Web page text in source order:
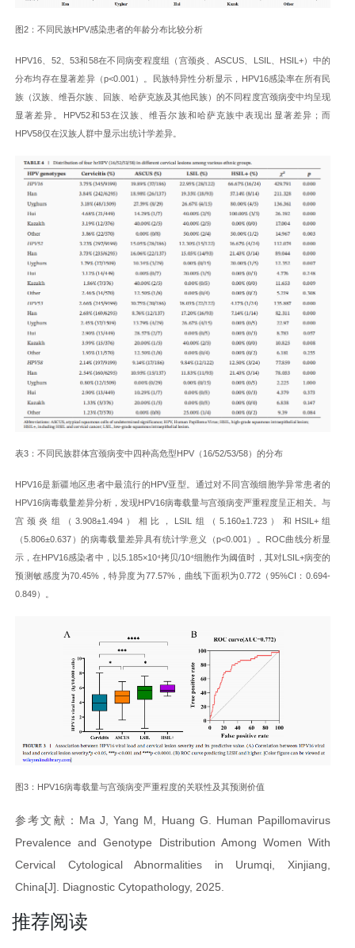
图2：不同民族HPV感染患者的年龄分布比较分析
HPV16、52、53和58在不同病变程度组（宫颈炎、ASCUS、LSIL、HSIL+）中的
分布均存在显著差异（p<0.001）。民族特异性分析显示，HPV16感染率在所有民
族（汉族、维吾尔族、回族、哈萨克族及其他民族）的不同程度宫颈病变中均呈现
显著差异。HPV52和53在汉族、维吾尔族和哈萨克族中表现出显著差异；而
HPV58仅在汉族人群中显示出统计学差异。
表3：不同民族群体宫颈病变中四种高危型HPV（16/52/53/58）的分布
HPV16是新疆地区患者中最流行的HPV亚型。通过对不同宫颈细胞学异常患者的
HPV16病毒载量差异分析，发现HPV16病毒载量与宫颈病变严重程度呈正相关。与
宫颈炎组（3.908±1.494）相比，LSIL组（5.160±1.723）和HSIL+组
（5.806±0.637）的病毒载量差异具有统计学意义（p<0.001）。ROC曲线分析显
示，在HPV16感染者中，以5.185×10⁴拷贝/10⁴细胞作为阈值时，其对LSIL+病变的
预测敏感度为70.45%，特异度为77.57%，曲线下面积为0.772（95%CI：0.694-
0.849）。
图3：HPV16病毒载量与宫颈病变严重程度的关联性及其预测价值
参考文献：Ma J, Yang M, Huang G. Human Papillomavirus
Prevalence and Genotype Distribution Among Women With
Cervical Cytological Abnormalities in Urumqi, Xinjiang,
China[J]. Diagnostic Cytopathology, 2025.
推荐阅读